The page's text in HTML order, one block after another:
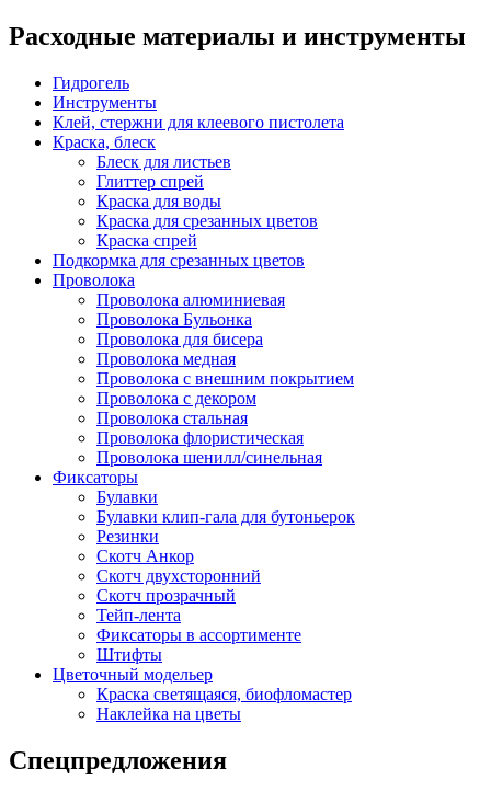
Расходные материалы и инструменты
Гидрогель
Инструменты
Клей, стержни для клеевого пистолета
Краска, блеск
Блеск для листьев
Глиттер спрей
Краска для воды
Краска для срезанных цветов
Краска спрей
Подкормка для срезанных цветов
Проволока
Проволока алюминиевая
Проволока Бульонка
Проволока для бисера
Проволока медная
Проволока с внешним покрытием
Проволока с декором
Проволока стальная
Проволока флористическая
Проволока шенилл/синельная
Фиксаторы
Булавки
Булавки клип-гала для бутоньерок
Резинки
Скотч Анкор
Скотч двухсторонний
Скотч прозрачный
Тейп-лента
Фиксаторы в ассортименте
Штифты
Цветочный модельер
Краска светящаяся, биофломастер
Наклейка на цветы
Спецпредложения